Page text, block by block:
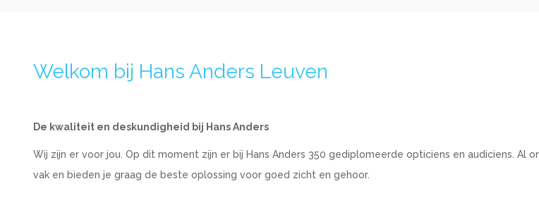
Welkom bij Hans Anders Leuven
De kwaliteit en deskundigheid bij Hans Anders
Wij zijn er voor jou. Op dit moment zijn er bij Hans Anders 350 gediplomeerde opticiens en audiciens. Al
vak en bieden je graag de beste oplossing voor goed zicht en gehoor.